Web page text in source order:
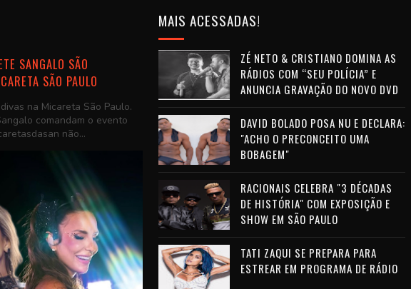
SANGALO SÃO
SÃO PAULO
na Micareta São Paulo.
comandam o evento
não...
MAIS ACESSADAS!
ZÉ NETO & CRISTIANO DOMINA AS
RÁDIOS COM “SEU POLÍCIA” E
ANUNCIA GRAVAÇÃO DO NOVO DVD
DAVID BOLADO POSA NU E DECLARA:
"ACHO O PRECONCEITO UMA
BOBAGEM"
RACIONAIS CELEBRA "3 DÉCADAS
DE HISTÓRIA" COM EXPOSIÇÃO E
SHOW EM SÃO PAULO
TATI ZAQUI SE PREPARA PARA
ESTREAR EM PROGRAMA DE RÁDIO